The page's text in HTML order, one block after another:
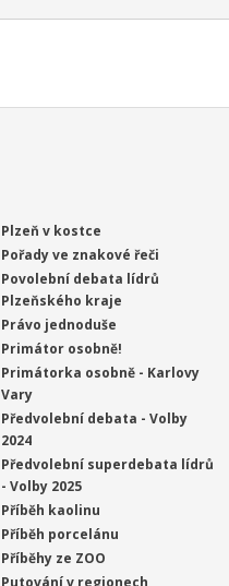
Plzeň v kostce
Pořady ve znakové řeči
Povolební debata lídrů
Plzeňského kraje
Právo jednoduše
Primátor osobně!
Primátorka osobně - Karlovy
Vary
Předvolební debata - Volby
2024
Předvolební superdebata lídrů
- Volby 2025
Příběh kaolinu
Příběh porcelánu
Příběhy ze ZOO